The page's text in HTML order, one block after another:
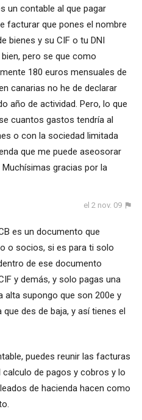
un contable al que pagar
facturar que pones el nombre
bienes y su CIF o tu DNI
pero se que como
180 euros mensuales de
canarias no he de declarar
año de actividad. Pero, lo que
cuantos gastos tendría al
o con la sociedad limitada
que me puede aseosorar
gracias por la
el 2 nov. 09
es un documento que
o socios, si es para ti solo
de ese documento
y demás, y solo pagas una
alta supongo que son 200e y
des de baja, y así tienes el
puedes reunir las facturas
de pagos y cobros y lo
de hacienda hacen como